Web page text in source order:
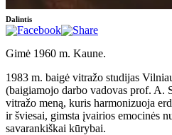
Dalintis
Gimė 1960 m. Kaune.
1983 m. baigė vitražo studijas
(baigiamojo darbo vadovas prof. A.
vitražo meną, kuris harmonizuoja
ir šviesai, gimsta įvairios emocinės
savarankiškai kūrybai.